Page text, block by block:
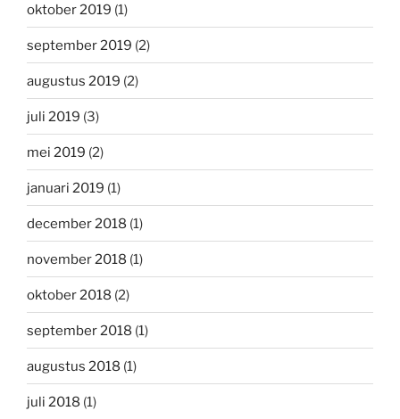
oktober 2019 (1)
september 2019 (2)
augustus 2019 (2)
juli 2019 (3)
mei 2019 (2)
januari 2019 (1)
december 2018 (1)
november 2018 (1)
oktober 2018 (2)
september 2018 (1)
augustus 2018 (1)
juli 2018 (1)